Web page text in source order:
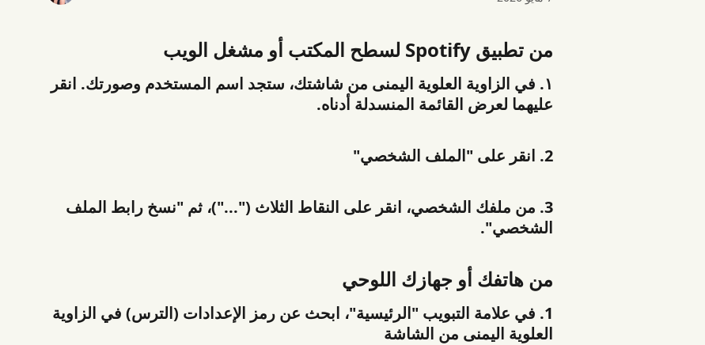
من تطبيق Spotify لسطح المكتب أو مشغل الويب
١. في الزاوية العلوية اليمنى من شاشتك، ستجد اسم المستخدم وصورتك. انقر
عليهما لعرض القائمة المنسدلة أدناه.
2. انقر على "الملف الشخصي"
3. من ملفك الشخصي، انقر على النقاط الثلاث ("...")، ثم "نسخ رابط الملف
الشخصي".
من هاتفك أو جهازك اللوحي
1. في علامة التبويب "الرئيسية"، ابحث عن رمز الإعدادات (الترس) في الزاوية
العلوية اليمنى من الشاشة